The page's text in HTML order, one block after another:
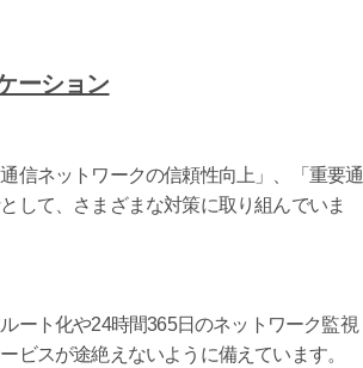
ーション
信ネットワークの信頼性向上」、「重要通
して、さまざまな対策に取り組んでいま
ート化や24時間365日のネットワーク監視
ビスが途絶えないように備えています。